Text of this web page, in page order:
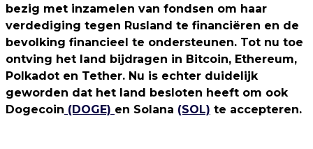
bezig met inzamelen van fondsen om haar
verdediging tegen Rusland te financiëren en de
bevolking financieel te ondersteunen. Tot nu toe
ontving het land bijdragen in Bitcoin, Ethereum,
Polkadot en Tether. Nu is echter duidelijk
geworden dat het land besloten heeft om ook
Dogecoin (DOGE) en Solana (SOL) te accepteren.